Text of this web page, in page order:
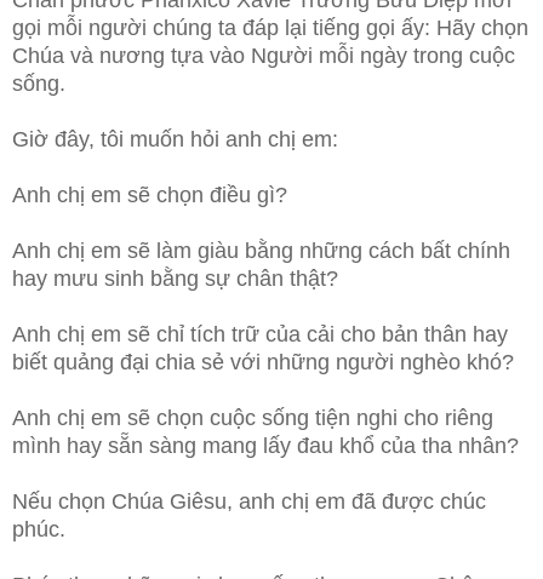
gọi mỗi người chúng ta đáp lại tiếng gọi ấy: Hãy chọn
Chúa và nương tựa vào Người mỗi ngày trong cuộc
sống.
Giờ đây, tôi muốn hỏi anh chị em:
Anh chị em sẽ chọn điều gì?
Anh chị em sẽ làm giàu bằng những cách bất chính
hay mưu sinh bằng sự chân thật?
Anh chị em sẽ chỉ tích trữ của cải cho bản thân hay
biết quảng đại chia sẻ với những người nghèo khó?
Anh chị em sẽ chọn cuộc sống tiện nghi cho riêng
mình hay sẵn sàng mang lấy đau khổ của tha nhân?
Nếu chọn Chúa Giêsu, anh chị em đã được chúc
phúc.